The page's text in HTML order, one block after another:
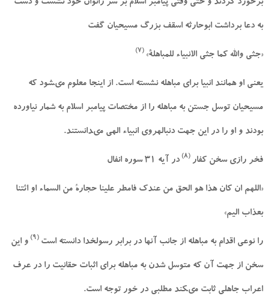
برخورد كردند و حتى وقتى پيامبر اسلام بر سر زانوان خود نشست و دست
به دعا برداشت ابوحارثه اسقف بزرگ مسيحيان گفت
«جثى والله كما جثى الانبياء للمباهلة» (7)
يعنى او همانند انبيا براى مباهله نشسته است. از اينجا معلوم مى‏شود كه
مسيحيان توسل جستن به مباهله را از مختصات پيامبر اسلام به شمار نياورده
بودند و او را در اين جهت دنباله‏روى انبياء الهى مى‏دانستند.
فخر رازى سخن كفار (8) در آيه 31 سوره انفال
«اللهم ان كان هذا هو الحق من عندك فامطر علينا حجارة من السماء او ائتنا
بعذاب اليم»
را نوعى اقدام به مباهله از جانب آنها در برابر رسول‏خدا دانسته است (9) و اين
سخن از جهت آن كه متوسل شدن به مباهله براى اثبات حقانيت را در عرف
اعراب جاهلى ثابت مى‏كند مطلبى در خور توجه است.